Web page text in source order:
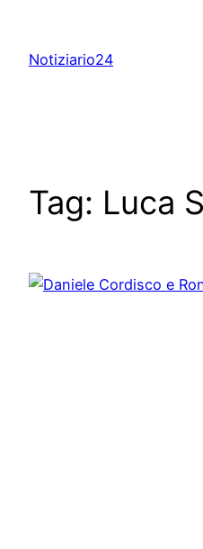
content
Notiziario24
Tag: Luca